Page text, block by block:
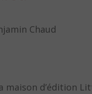
Chaud
maison d’édition